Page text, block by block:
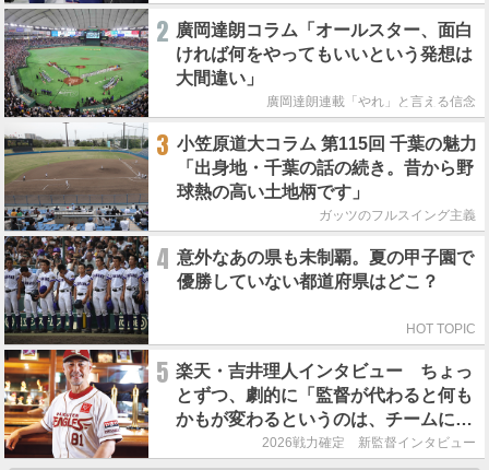
2 廣岡達朗コラム「オールスター、面白
ければ何をやってもいいという発想は
大間違い」
廣岡達朗連載「やれ」と言える信念
3 小笠原道大コラム 第115回 千葉の魅力
「出身地・千葉の話の続き。昔から野
球熱の高い土地柄です」
ガッツのフルスイング主義
4 意外なあの県も未制覇。夏の甲子園で
優勝していない都道府県はどこ？
HOT TOPIC
5 楽天・吉井理人インタビュー ちょっ
とずつ、劇的に「監督が代わると何も
かもが変わるというのは、チームにと
って良くないことなんです」
2026戦力確定 新監督インタビュー